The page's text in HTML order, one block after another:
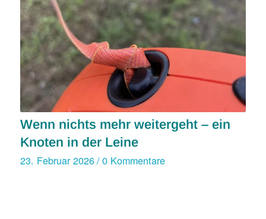
Wenn nichts mehr weitergeht – ein
Knoten in der Leine
23. Februar 2026/0 Kommentare